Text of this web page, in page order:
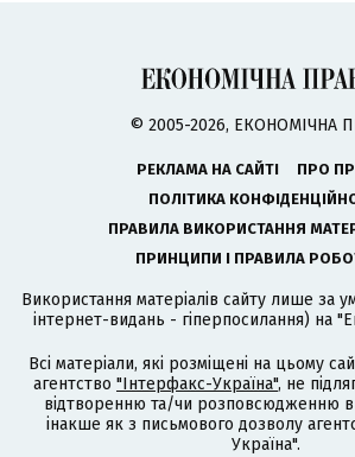
© 2005-2026, ЕКОНОМІЧНА
РЕКЛАМА НА САЙТІ
ПРО
ПОЛІТИКА
ПРАВИЛА ВИКОРИСТАННЯ
ПРИНЦИПИ І ПРАВИЛА
Використання матеріалів сайту лише за
інтернет-видань - гіперпосилання) на
Всі матеріали, які розміщені на цьому
агентство "Інтерфакс-Україна", не
відтворенню та/чи розповсюдженню в
інакше як з письмового дозволу
Україна".